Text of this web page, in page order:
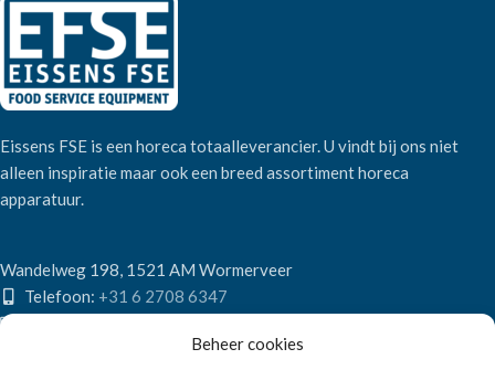
Beheer cookies
Eissens FSE is een horeca totaalleverancier. U vindt bij ons niet
alleen inspiratie maar ook een breed assortiment horeca
apparatuur.
Wandelweg 198, 1521 AM Wormerveer
Telefoon: +31 6 2708 6347